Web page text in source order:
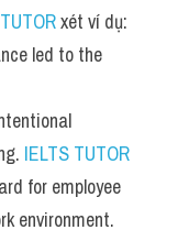
xét ví dụ:
led to the
IELTS TUTOR
for employee
environment.